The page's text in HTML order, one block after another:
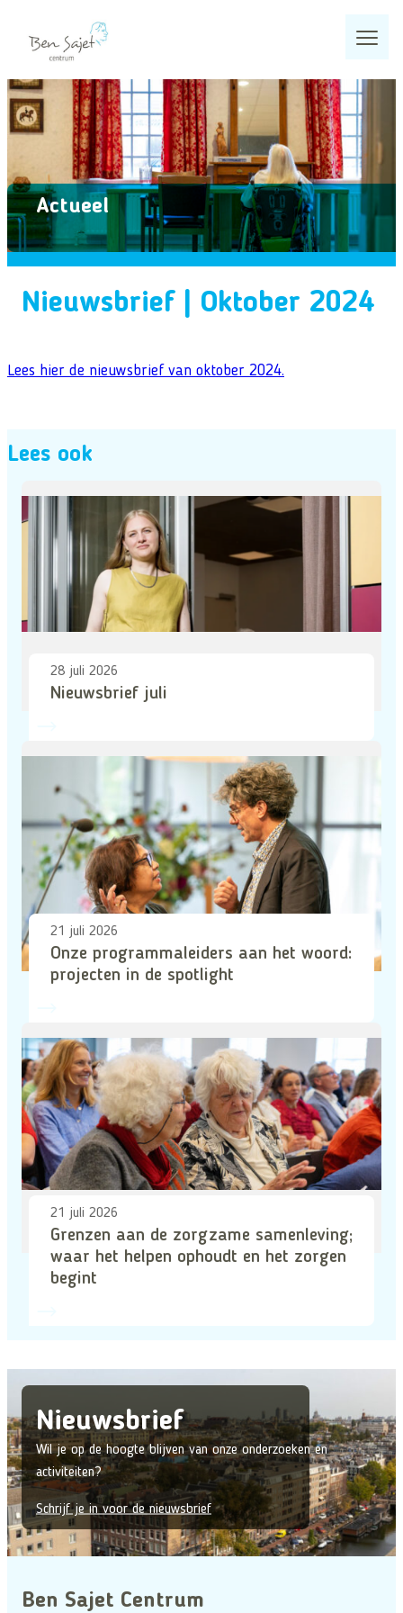
naar
inhoud
Actueel
Nieuwsbrief | Oktober 2024
Lees hier de nieuwsbrief van oktober 2024.
Lees ook
28 juli 2026
Nieuwsbrief juli
21 juli 2026
Onze programmaleiders aan het woord:
projecten in de spotlight
21 juli 2026
Grenzen aan de zorgzame samenleving;
waar het helpen ophoudt en het zorgen
begint
Nieuwsbrief
Wil je op de hoogte blijven van onze onderzoeken en
activiteiten?
Schrijf je in voor de nieuwsbrief
Ben Sajet Centrum
Home
Wat we doen
Programma’s
Projecten
Over ons
Zoeken
Zoeken
Veelgezochte pagina’s